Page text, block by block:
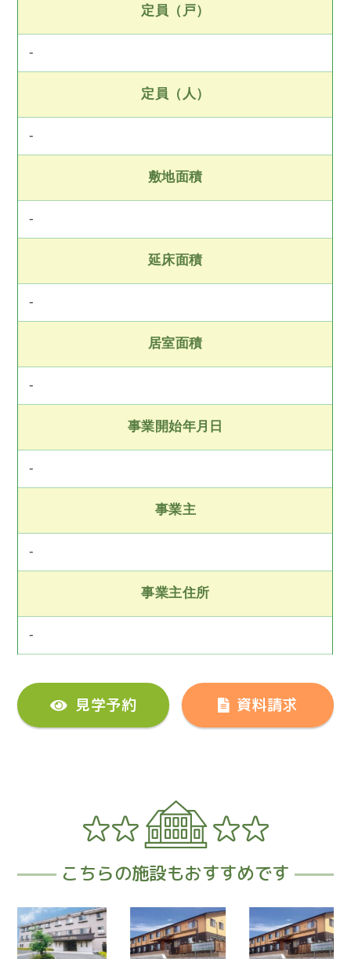
定員（戸）
-
定員（人）
-
敷地面積
-
延床面積
-
居室面積
-
事業開始年月日
-
事業主
-
事業主住所
-
見学予約 資料請求
こちらの施設もおすすめです